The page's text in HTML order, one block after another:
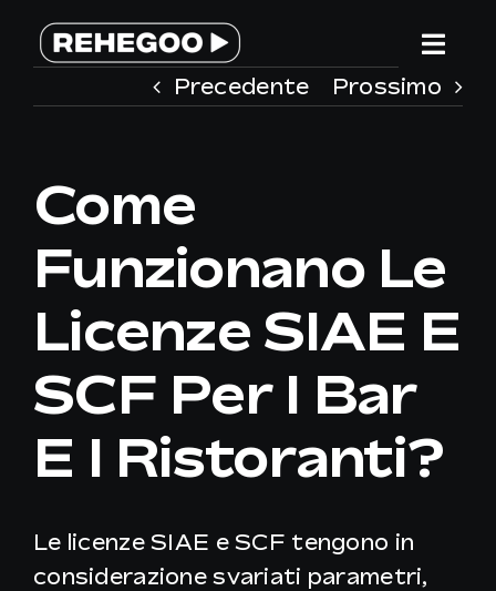
Salta
SERVIZI
PERCHE’ REHEGOO
WE ARE DIFFERENT
TEAM
IT
Precedente Prossimo
Come
Funzionano Le
Licenze SIAE E
SCF Per I Bar
E I Ristoranti?
Le licenze SIAE e SCF tengono in
considerazione svariati parametri,